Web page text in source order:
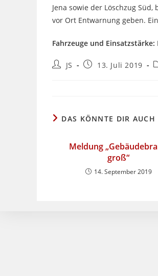
Jena sowie der Löschzug
vor Ort Entwarnung geben.
Fahrzeuge und Einsatzstärke:
Beitrags-
JS
Beitrag13. Juli 2019
DAS KÖNNTE DIR AUCH
Meldung
groß“
14. September 2019